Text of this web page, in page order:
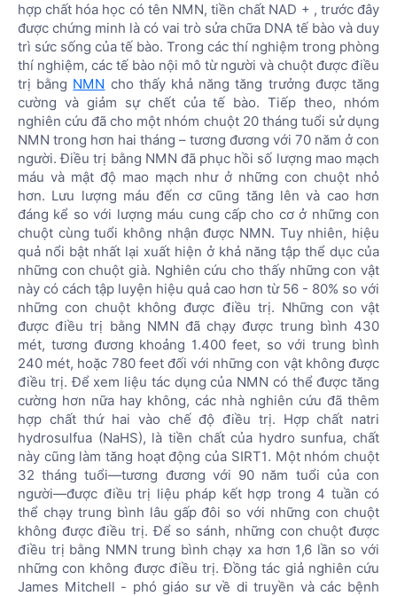
hợp chất hóa học có tên NMN, tiền chất NAD + , trước đây
được chứng minh là có vai trò sửa chữa DNA tế bào và duy
trì sức sống của tế bào. Trong các thí nghiệm trong phòng
thí nghiệm, các tế bào nội mô từ người và chuột được điều
trị bằng NMN cho thấy khả năng tăng trưởng được tăng
cường và giảm sự chết của tế bào. Tiếp theo, nhóm
nghiên cứu đã cho một nhóm chuột 20 tháng tuổi sử dụng
NMN trong hơn hai tháng – tương đương với 70 năm ở con
người. Điều trị bằng NMN đã phục hồi số lượng mao mạch
máu và mật độ mao mạch như ở những con chuột nhỏ
hơn. Lưu lượng máu đến cơ cũng tăng lên và cao hơn
đáng kể so với lượng máu cung cấp cho cơ ở những con
chuột cùng tuổi không nhận được NMN. Tuy nhiên, hiệu
quả nổi bật nhất lại xuất hiện ở khả năng tập thể dục của
những con chuột già. Nghiên cứu cho thấy những con vật
này có cách tập luyện hiệu quả cao hơn từ 56 - 80% so với
những con chuột không được điều trị. Những con vật
được điều trị bằng NMN đã chạy được trung bình 430
mét, tương đương khoảng 1.400 feet, so với trung bình
240 mét, hoặc 780 feet đối với những con vật không được
điều trị. Để xem liệu tác dụng của NMN có thể được tăng
cường hơn nữa hay không, các nhà nghiên cứu đã thêm
hợp chất thứ hai vào chế độ điều trị. Hợp chất natri
hydrosulfua (NaHS), là tiền chất của hydro sunfua, chất
này cũng làm tăng hoạt động của SIRT1. Một nhóm chuột
32 tháng tuổi—tương đương với 90 năm tuổi của con
người—được điều trị liệu pháp kết hợp trong 4 tuần có
thể chạy trung bình lâu gấp đôi so với những con chuột
không được điều trị. Để so sánh, những con chuột được
điều trị bằng NMN trung bình chạy xa hơn 1,6 lần so với
những con không được điều trị. Đồng tác giả nghiên cứu
James Mitchell - phó giáo sư về di truyền và các bệnh